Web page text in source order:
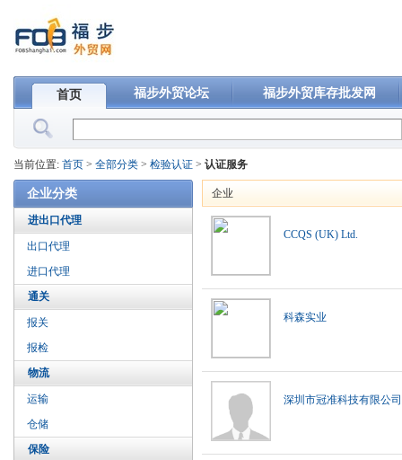
首页 福步外贸论坛 福步外贸库存批发网
当前位置: 首页 > 全部分类 > 检验认证 > 认证服务
企业分类
进出口代理
出口代理
进口代理
通关
报关
报检
物流
运输
仓储
保险
企业
CCQS (UK) Ltd.
科森实业
深圳市冠准科技有限公司